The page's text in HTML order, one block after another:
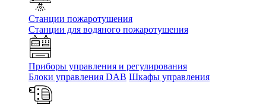
Станции пожаротушения
Станции для водяного пожаротушения
Приборы управления и регулирования
Блоки управления DAB Шкафы управления